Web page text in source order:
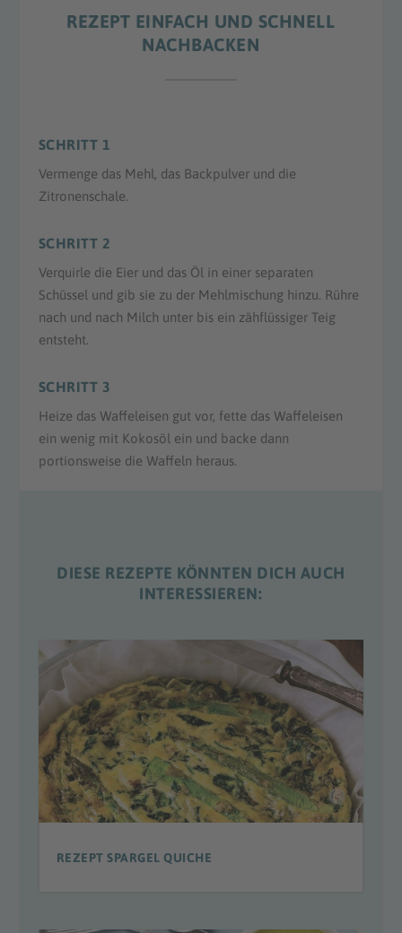
REZEPT EINFACH UND SCHNELL
NACHBACKEN
SCHRITT 1
Vermenge das Mehl, das Backpulver und die
Zitronenschale.
SCHRITT 2
Verquirle die Eier und das Öl in einer separaten
Schüssel und gib sie zu der Mehlmischung hinzu. Rühre
nach und nach Milch unter bis ein zähflüssiger Teig
entsteht.
SCHRITT 3
Heize das Waffeleisen gut vor, fette das Waffeleisen
ein wenig mit Kokosöl ein und backe dann
portionsweise die Waffeln heraus.
DIESE REZEPTE KÖNNTEN DICH AUCH
INTERESSIEREN:
REZEPT SPARGEL QUICHE